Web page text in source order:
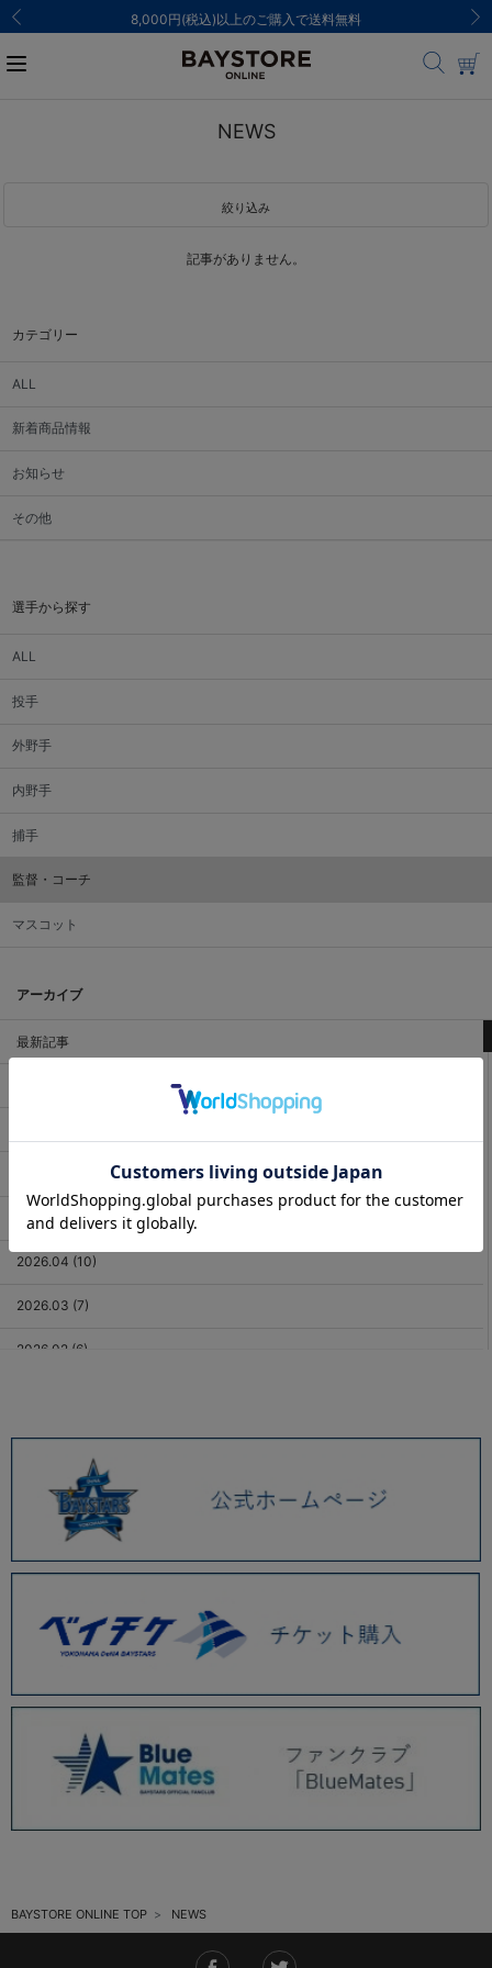
8,000円(税込)以上のご購入で送料無料
カテゴリー
ALL
新着商品情報
お知らせ
その他
選手から探す
ALL
投手
外野手
内野手
捕手
監督・コーチ
マスコット
アーカイブ
最新記事
2026.05 (11)
2026.04 (10)
2026.03 (7)
2026.02 (6)
2025.12 (3)
2025.11 (6)
2025.10 (5)
2025.09 (5)
2025.08 (6)
2025.07 (6)
2025.05 (9)
2025.04 (9)
2025.03 (9)
2025.01 (12)
NEWS
絞り込み
記事がありません。
BAYSTORE ONLINE TOP NEWS